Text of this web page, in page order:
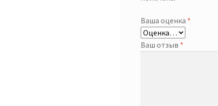
Ваша оценка *
Ваш отзыв *